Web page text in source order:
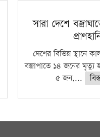
সারা দেশে
দেশের বিভিন্ন স্থানে
বজ্রাপাতে ১৪ জনের মৃত্যু
৫ জন,...